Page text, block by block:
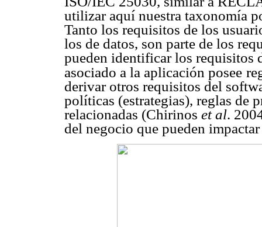
utilizar aquí nuestra taxonomía
Tanto los requisitos de los
los de datos, son parte de los
pueden identificar los requisitos
asociado a la aplicación posee
derivar otros requisitos del
políticas (estrategias), reglas de
relacionadas (Chirinos et al.
del negocio que pueden